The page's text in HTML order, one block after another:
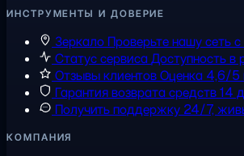
ИНСТРУМЕНТЫ И ДОВЕРИЕ
Зеркало Проверьте нашу сеть
Статус сервисаДоступность в
Отзывы клиентовОценка 4,6/
Гарантия возврата средств14
Получить поддержку 24/7,
КОМПАНИЯ